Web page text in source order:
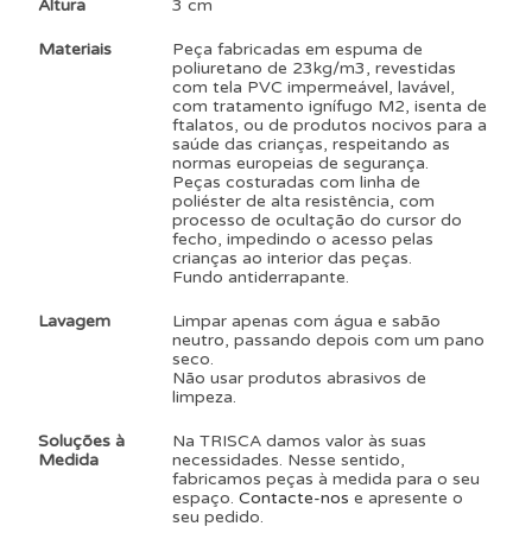
Altura 3 cm
Materiais
Peça fabricadas em espuma de
poliuretano de 23kg/m3, revestidas
com tela PVC impermeável, lavável,
com tratamento ignífugo M2, isenta de
ftalatos, ou de produtos nocivos para a
saúde das crianças, respeitando as
normas europeias de segurança.
Peças costuradas com linha de
poliéster de alta resistência, com
processo de ocultação do cursor do
fecho, impedindo o acesso pelas
crianças ao interior das peças.
Fundo antiderrapante.
Lavagem
Limpar apenas com água e sabão
neutro, passando depois com um pano
seco.
Não usar produtos abrasivos de
limpeza.
Soluções à
Medida
Na TRISCA damos valor às suas
necessidades. Nesse sentido,
fabricamos peças à medida para o seu
espaço.Contacte-nos e apresente o
seu pedido.